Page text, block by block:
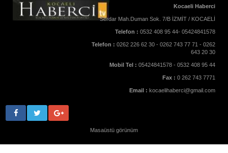
Kocaeli Haberci
Serdar Mah.Duman Sok. 7/B İZMİT / KOCAELİ
Telefon : 0532 408 95 44- 05424841578
Telefon : 0262 226 62 30 - 0262 743 77 71 - 0262
643 20 30
Mobil Tel : 05424841578 - 0532 408 95 44
Fax : 0 262 743 7771
Email : kocaelihaberci@gmail.com
Masaüstü görünüm